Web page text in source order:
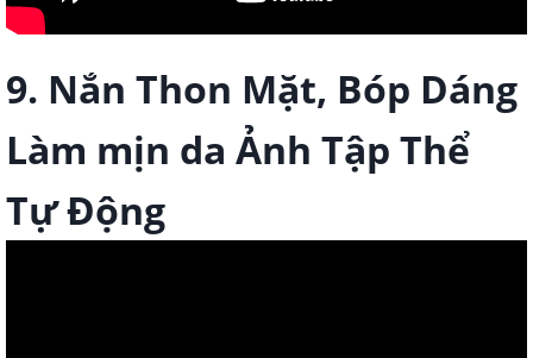
9. Nắn Thon Mặt, Bóp Dáng
Làm mịn da Ảnh Tập Thể
Tự Động